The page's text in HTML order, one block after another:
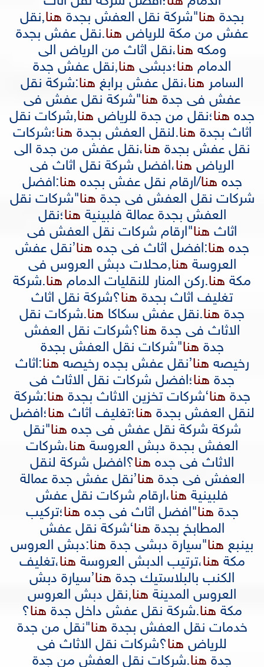
بجدة هنا"شركة نقل العفش بجدة هنا,نقل
عفش من مكة للرياض هنا.نقل عفش بجدة
ومكه هنا،نقل اثاث من الرياض الى
الدمام هنا؛دبشى هنا,نقل عفش جدة
السامر هنا،نقل عفش برابغ هنا:شركة نقل
عفش فى جدة هنا"شركة نقل عفش فى
جده هنا؛نقل من جدة للرياض هنا,شركات نقل
اثاث بجدة هنا.لنقل العفش بجدة هنا؛شركات
نقل عفش بجدة هنا،نقل عفش من جدة الى
الرياض هنا،افضل شركة نقل اثاث فى
جده هنا/ارقام نقل عفش بجده هنا:افضل
شركات نقل العفش فى جدة هنا"شركات نقل
العفش بجدة عمالة فلبينية هنا؛نقل
اثاث هنا"ارقام شركات نقل العفش فى
جده هنا:افضل اثاث فى جده هنا’نقل عفش
العروسة هنا,محلات دبش العروس فى
مكة هنا.ركن المنار للنقليات الدمام هنا.شركة
تغليف اثاث بجدة هنا؟شركة نقل اثاث
جدة هنا.نقل عفش سكاكا هنا.شركات نقل
الاثاث فى جدة هنا؟شركات نقل العفش
جدة هنا"شركات نقل العفش بجدة
رخيصه هنا’نقل عفش بجده رخيصه هنا:اثاث
جدة هنا؛افضل شركات نقل الاثاث فى
جدة هنا‘شركات تخزين الاثاث بجدة هنا:شركة
لنقل العفش بجدة هنا؛تغليف اثاث هنا؛افضل
شركة شركة نقل عفش فى جده هنا"نقل
العفش بجدة دبش العروسة هنا،شركات
الاثاث فى جده هنا؟افضل شركة لنقل
العفش فى جدة هنا’نقل عفش جدة عمالة
فلبينية هنا،ارقام شركات نقل عفش
جدة هنا"افضل اثاث فى جده هنا؛تركيب
المطابخ بجدة هنا‘شركة نقل عفش
بينبع هنا"سيارة دبشى جدة هنا:دبش العروس
مكة هنا،ترتيب الدبش العروسة هنا،تغليف
الكنب بالبلاستيك جدة هنا’سيارة دبش
العروس المدينة هنا,نقل دبش العروس
مكة هنا.شركة نقل عفش داخل جدة هنا؟
خدمات نقل العفش بجدة هنا"نقل من جدة
للرياض هنا؟شركات نقل الاثاث فى
جدة هنا.شركات نقل العفش من جدة